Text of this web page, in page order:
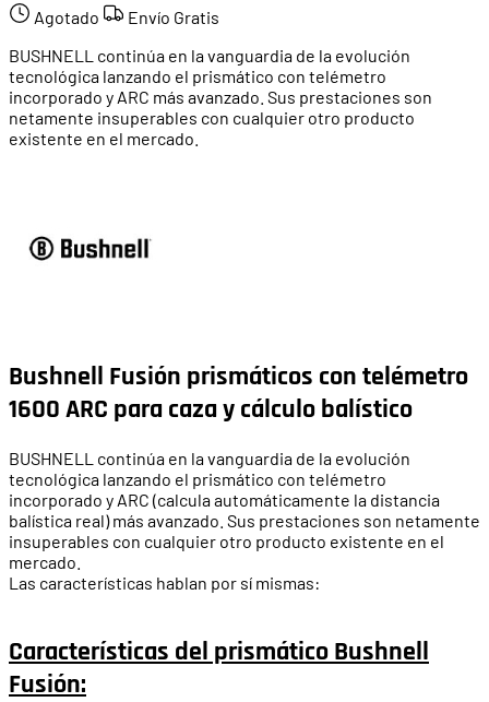
Agotado
Envío Gratis
BUSHNELL continúa en la vanguardia de la evolución
tecnológica lanzando el prismático con telémetro
incorporado y ARC más avanzado. Sus prestaciones son
netamente insuperables con cualquier otro producto
existente en el mercado.
Bushnell Fusión prismáticos con telémetro
1600 ARC para caza y cálculo balístico
BUSHNELL continúa en la vanguardia de la evolución
tecnológica lanzando el prismático con telémetro
incorporado y ARC (calcula automáticamente la distancia
balística real) más avanzado. Sus prestaciones son netamente
insuperables con cualquier otro producto existente en el
mercado.
Las características hablan por sí mismas:
Características del prismático Bushnell
Fusión: